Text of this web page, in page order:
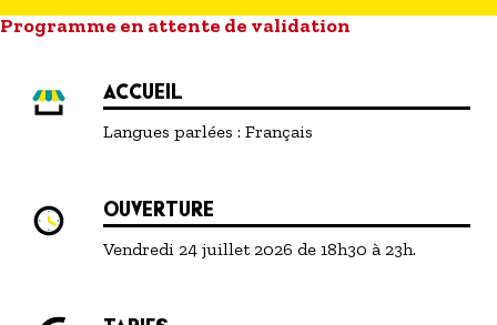
INFORMATIONS PRATIQUES
Placement libre
Billetterie sur place (selon places disponibles)
Programme en attente de validation
ACCUEIL
Langues parlées : Français
OUVERTURE
Vendredi 24 juillet 2026 de 18h30 à 23h.